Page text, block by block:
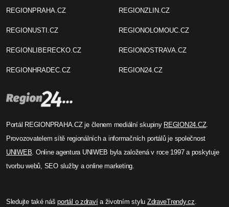
REGIONPRAHA.CZ
REGIONUSTI.CZ
REGIONLIBERECKO.CZ
REGIONHRADEC.CZ
REGIONZLIN.CZ
REGIONOLOMOUC.CZ
REGIONOSTRAVA.CZ
REGION24.CZ
Portál REGIONPRAHA.CZ je členem mediální skupiny REGION24.CZ.
Provozovatelem sítě regionálních a informačních portálů je společnost
UNIWEB. Online agentura UNIWEB byla založená v roce 1997 a poskytuje
tvorbu webů, SEO služby a online marketing.
Sledujte také nášportál o zdravía životním stylu ZdraveTrendy.cz.